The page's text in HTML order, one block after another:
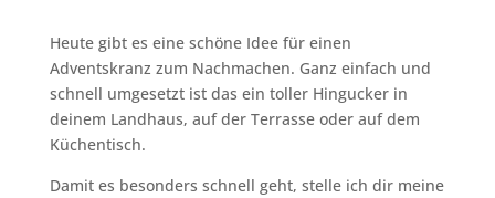
Heute gibt es eine schöne Idee für einen
Adventskranz zum Nachmachen. Ganz einfach und
schnell umgesetzt ist das ein toller Hingucker in
deinem Landhaus, auf der Terrasse oder auf dem
Küchentisch.
Damit es besonders schnell geht, stelle ich dir meine